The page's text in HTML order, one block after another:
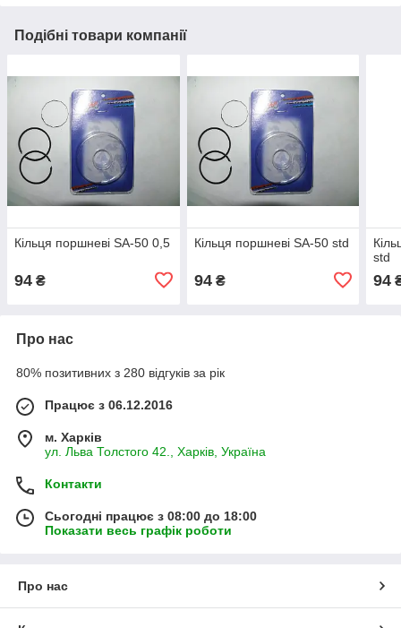
Подібні товари компанії
Кільця поршневі SA-50 0,5
94 ₴
Кільця поршневі SA-50 std
94₴
std
94
Про нас
80% позитивних з 280 відгуків за рік
Працює з 06.12.2016
м. Харків
ул. Льва Толстого 42., Харків, Україна
Контакти
Сьогодні працює з 08:00 до 18:00
Показати весь графік роботи
Про нас